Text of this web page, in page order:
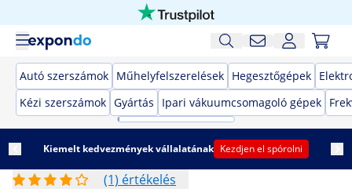
Autó szerszámok Műhelyfelszerelések Hegesztőgépek
Kézi szerszámok Gyártás Ipari vákuumcsomagoló gépek
Kiemelt kedvezmények vállalatának Kezdjen el spórolni
(1) értékelés